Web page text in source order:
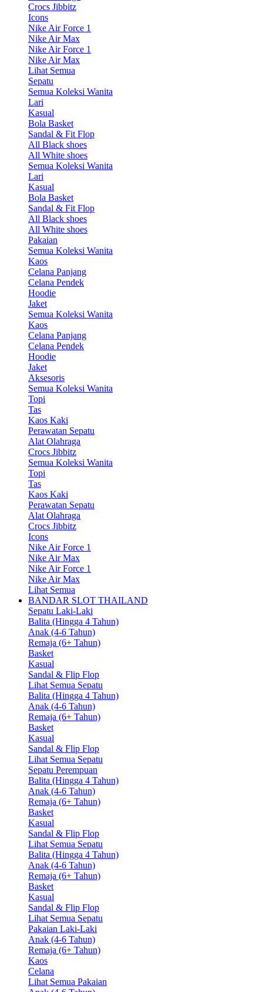
Crocs Jibbitz
Icons
Nike Air Force 1
Nike Air Max
Nike Air Force 1
Nike Air Max
Lihat Semua
Sepatu
Semua Koleksi Wanita
Lari
Kasual
Bola Basket
Sandal & Fit Flop
All Black shoes
All White shoes
Semua Koleksi Wanita
Lari
Kasual
Bola Basket
Sandal & Fit Flop
All Black shoes
All White shoes
Pakaian
Semua Koleksi Wanita
Kaos
Celana Panjang
Celana Pendek
Hoodie
Jaket
Semua Koleksi Wanita
Kaos
Celana Panjang
Celana Pendek
Hoodie
Jaket
Aksesoris
Semua Koleksi Wanita
Topi
Tas
Kaos Kaki
Perawatan Sepatu
Alat Olahraga
Crocs Jibbitz
Semua Koleksi Wanita
Topi
Tas
Kaos Kaki
Perawatan Sepatu
Alat Olahraga
Crocs Jibbitz
Icons
Nike Air Force 1
Nike Air Max
Nike Air Force 1
Nike Air Max
Lihat Semua
BANDAR SLOT THAILAND
Sepatu Laki-Laki
Balita (Hingga 4 Tahun)
Anak (4-6 Tahun)
Remaja (6+ Tahun)
Basket
Kasual
Sandal & Flip Flop
Lihat Semua Sepatu
Balita (Hingga 4 Tahun)
Anak (4-6 Tahun)
Remaja (6+ Tahun)
Basket
Kasual
Sandal & Flip Flop
Lihat Semua Sepatu
Sepatu Perempuan
Balita (Hingga 4 Tahun)
Anak (4-6 Tahun)
Remaja (6+ Tahun)
Basket
Kasual
Sandal & Flip Flop
Lihat Semua Sepatu
Balita (Hingga 4 Tahun)
Anak (4-6 Tahun)
Remaja (6+ Tahun)
Basket
Kasual
Sandal & Flip Flop
Lihat Semua Sepatu
Pakaian Laki-Laki
Anak (4-6 Tahun)
Remaja (6+ Tahun)
Kaos
Celana
Lihat Semua Pakaian